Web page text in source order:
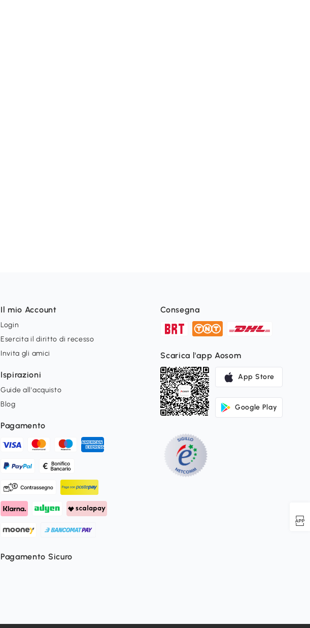
Il mio Account
Login
Esercita il diritto di recesso
Invita gli amici
Ispirazioni
Guide all'acquisto
Blog
Pagamento
Pagamento Sicuro
Consegna
Scarica l'app Aosom
App Store
Google Play